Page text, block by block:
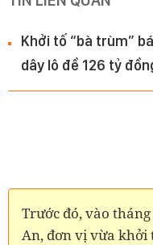
Khởi tố “bà trùm”
dây lô đề 126 tỷ
Trước đó, vào
An, đơn vị vừa khởi